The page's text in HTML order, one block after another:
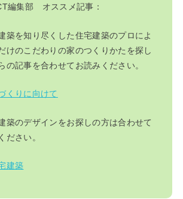
編集部 オススメ記事：
築を知り尽くした住宅建築のプロによ
けのこだわりの家のつくりかたを探し
の記事を合わせてお読みください。
くりに向けて
築のデザインをお探しの方は合わせて
ださい。
建築